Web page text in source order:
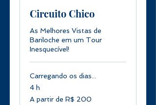
Circuito Chico
As Melhores Vistas de
Bariloche em um Tour
Inesquecível!
Carregando os dias...
4 h
A
partir
A partir de R$ 200